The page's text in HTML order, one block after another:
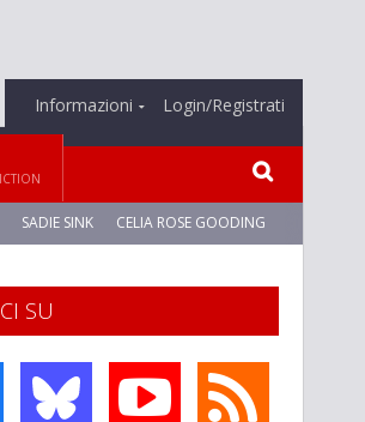
Informazioni Login/Registrati
SADIE SINK CELIA ROSE GOODING
SU